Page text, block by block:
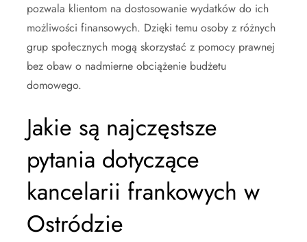
pozwala klientom na dostosowanie wydatków do ich
możliwości finansowych. Dzięki temu osoby z różnych
grup społecznych mogą skorzystać z pomocy prawnej
bez obaw o nadmierne obciążenie budżetu
domowego.
Jakie są najczęstsze
pytania dotyczące
kancelarii frankowych w
Ostródzie